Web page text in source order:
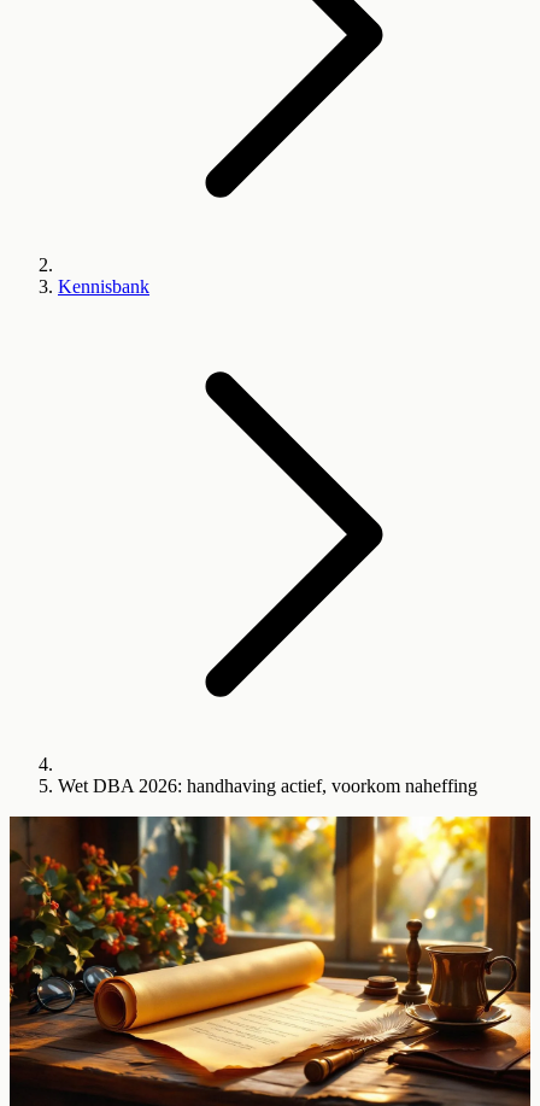
Kennisbank
Wet DBA 2026: handhaving actief, voorkom naheffing